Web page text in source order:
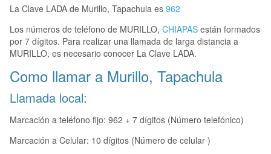
La Clave LADA de Murillo, Tapachula es 962
Los números de teléfono de MURILLO, CHIAPAS están formados
por 7 dígitos. Para realizar una llamada de larga distancia a
MURILLO, es necesario conocer La Clave LADA.
Como llamar a Murillo, Tapachula
Llamada local:
Marcación a teléfono fijo: 962 + 7 dígitos (Número telefónico)
Marcación a Celular: 10 dígitos (Número de celular )